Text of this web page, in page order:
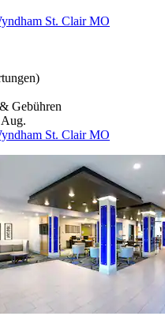
St. Clair MO
Gebühren
St. Clair MO